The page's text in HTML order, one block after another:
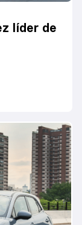
líder de